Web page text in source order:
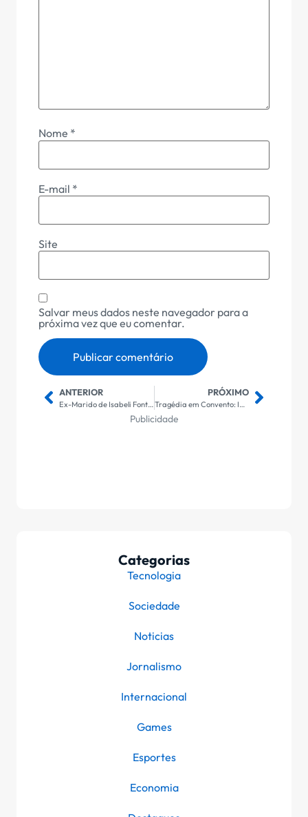
Nome *
E-mail *
Site
Salvar meus dados neste navegador para a
próxima vez que eu comentar.
ANTERIOR
Ex-Marido de Isabeli Fontana Detido em Operação Contra o Tráfico de Drogas: Detalhes Exclusivos
PRÓXIMO
Tragédia em Convento: Idosa Freira de 82 Anos é Assassinada em Ataque Violento
Publicidade
Categorias
Tecnologia
Sociedade
Noticias
Jornalismo
Internacional
Games
Esportes
Economia